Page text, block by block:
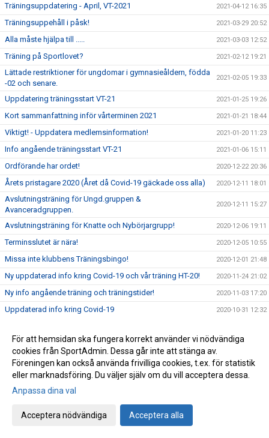
Träningsuppdatering - April, VT-2021 2021-04-12 16:35
Träningsuppehåll i påsk! 2021-03-29 20:52
Alla måste hjälpa till ..... 2021-03-03 12:52
Träning på Sportlovet? 2021-02-12 19:21
Lättade restriktioner för ungdomar i gymnasieåldern, födda
-02 och senare.
2021-02-05 19:33
Uppdatering träningsstart VT-21 2021-01-25 19:26
Kort sammanfattning inför vårterminen 2021 2021-01-21 18:44
Viktigt! - Uppdatera medlemsinformation! 2021-01-20 11:23
Info angående träningsstart VT-21 2021-01-06 15:11
Ordförande har ordet! 2020-12-22 20:36
Årets pristagare 2020 (Året då Covid-19 gäckade oss alla) 2020-12-11 18:01
Avslutningsträning för Ungd.gruppen &
Avanceradgruppen.
2020-12-11 15:27
Avslutningsträning för Knatte och Nybörjargrupp! 2020-12-06 19:11
Terminsslutet är nära! 2020-12-05 10:55
Missa inte klubbens Träningsbingo! 2020-12-01 21:48
Ny uppdaterad info kring Covid-19 och vår träning HT-20! 2020-11-24 21:02
Ny info angående träning och träningstider! 2020-11-03 17:20
Uppdaterad info kring Covid-19 2020-10-31 12:32
Träning på Höstlovet? 2020-10-25 22:09
Resultat Bohus-dal Cup 2020-10-04 13:30
Resultat Kroppefjällskampen 2020-09-27 18:24
Kroppefjällskampen, sönd. 27/9
Inställd träning Knatte och Nybörjare!
Kenny Kling på besök i Katagruppen!
För att hemsidan ska fungera korrekt använder vi nödvändiga
cookies från SportAdmin. Dessa går inte att stänga av.
Föreningen kan också använda frivilliga cookies, t.ex. för statistik
eller marknadsföring. Du väljer själv om du vill acceptera dessa.
Anpassa dina val
Acceptera nödvändiga Acceptera alla